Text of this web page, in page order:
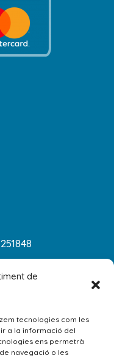
de
tecnologies com les
a la informació del
ens permetrà
navegació o les